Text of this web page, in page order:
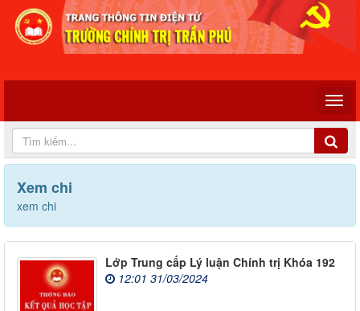
Xem chi
xem chi
Lớp Trung cấp Lý luận Chính trị Khóa 192
12:01 31/03/2024